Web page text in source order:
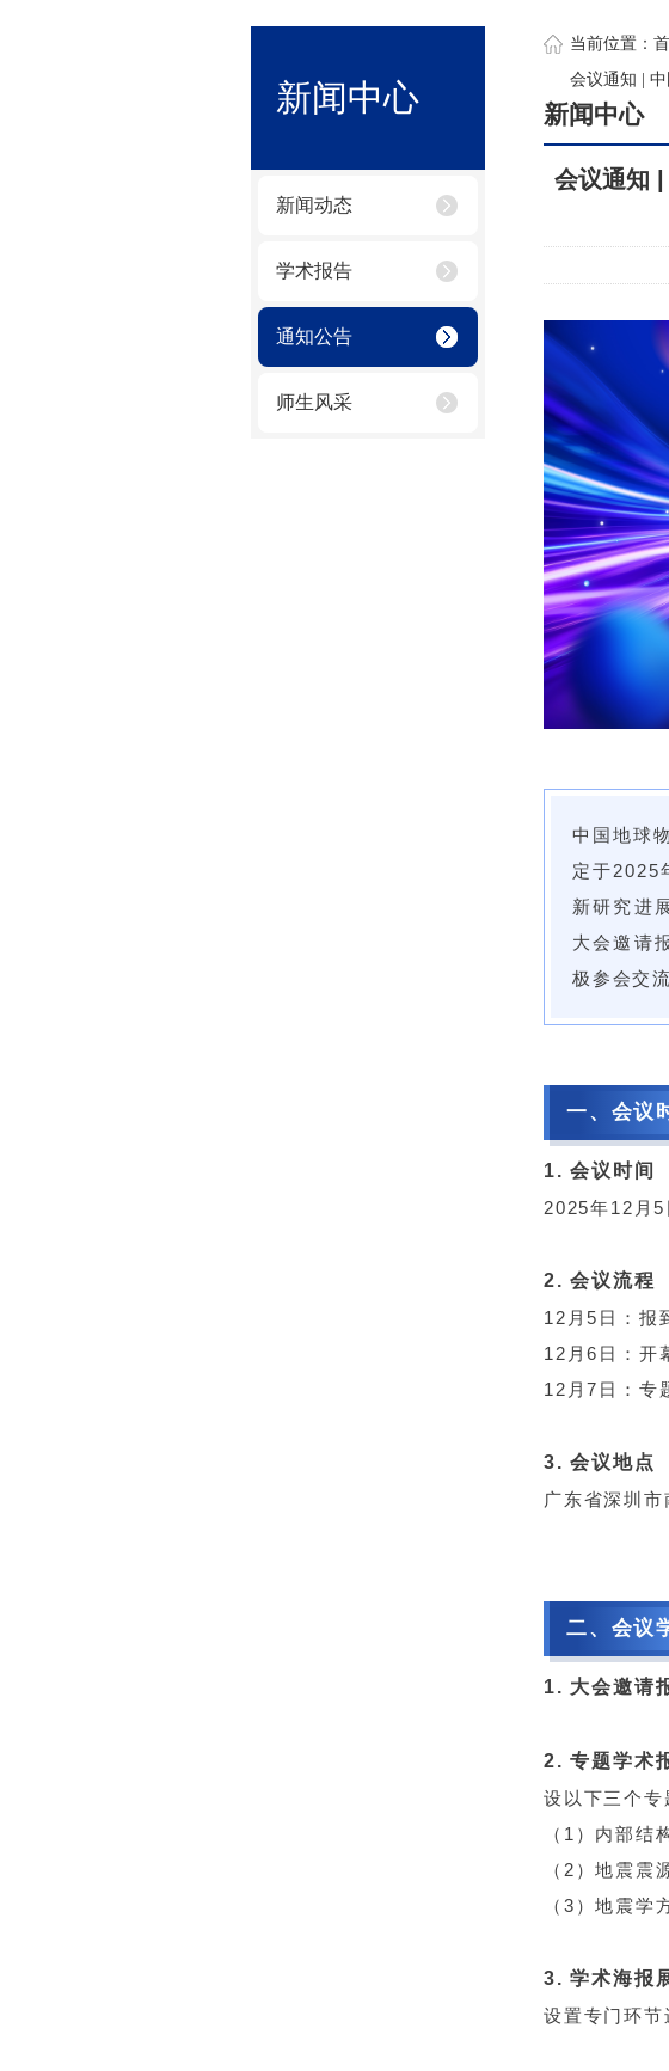
新闻中心
新闻动态
学术报告
通知公告
师生风采
当前位置：
会议通知 |
新闻中心
会议通知